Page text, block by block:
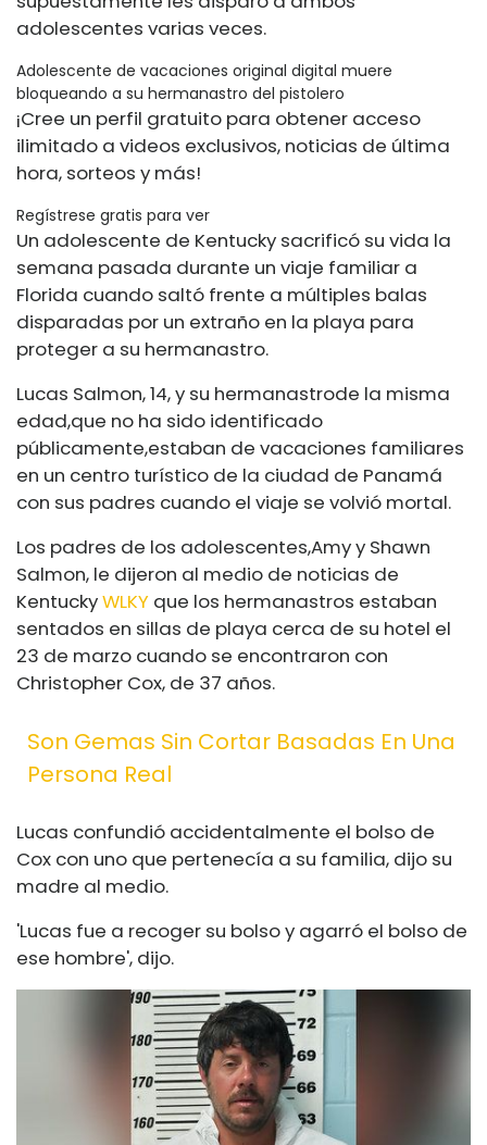
adolescentes varias veces.
Adolescente de vacaciones original digital muere
bloqueando a su hermanastro del pistolero
¡Cree un perfil gratuito para obtener acceso
ilimitado a videos exclusivos, noticias de última
hora, sorteos y más!
Regístrese gratis para ver
Un adolescente de Kentucky sacrificó su vida la
semana pasada durante un viaje familiar a
Florida cuando saltó frente a múltiples balas
disparadas por un extraño en la playa para
proteger a su hermanastro.
Lucas Salmon, 14, y su hermanastrode la misma
edad,que no ha sido identificado
públicamente,estaban de vacaciones familiares
en un centro turístico de la ciudad de Panamá
con sus padres cuando el viaje se volvió mortal.
Los padres de los adolescentes,Amy y Shawn
Salmon, le dijeron al medio de noticias de
KentuckyWLKY que los hermanastros estaban
sentados en sillas de playa cerca de su hotel el
23 de marzo cuando se encontraron con
Christopher Cox, de 37 años.
Son Gemas Sin Cortar Basadas En Una
Persona Real
Lucas confundió accidentalmente el bolso de
Cox con uno que pertenecía a su familia, dijo su
madre al medio.
'Lucas fue a recoger su bolso y agarró el bolso de
ese hombre', dijo.